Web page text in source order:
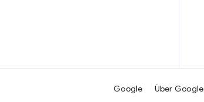
Google Über Google